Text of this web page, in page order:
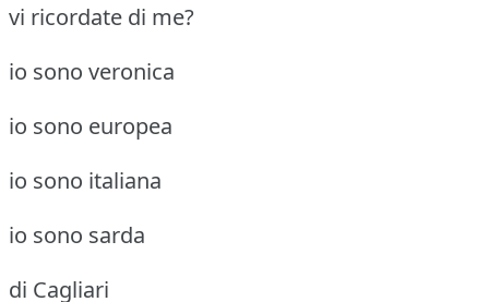
vi ricordate di me?
io sono veronica
io sono europea
io sono italiana
io sono sarda
di Cagliari